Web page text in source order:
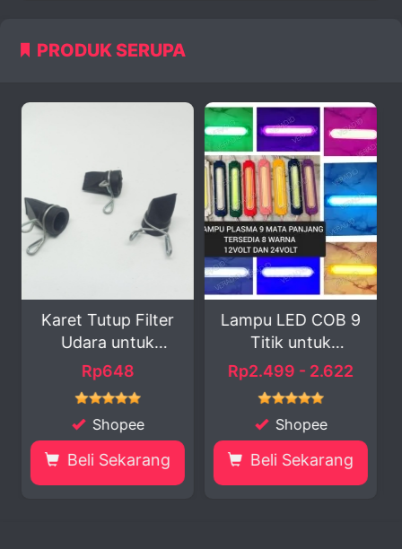
PRODUK SERUPA
Filter
Lampu LED COB 9
Titik untuk
Kendaraa...
Rp2.499 - 2.622
Shopee
Beli Sekarang
EVO
Injector Motor
Rp27.900
Shopee
Beli